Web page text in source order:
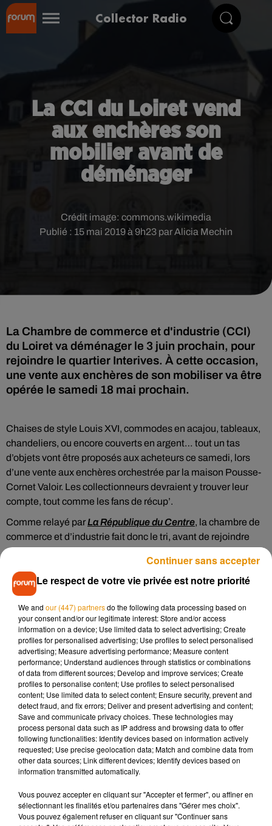
Collector Radio
La CCI du Loiret vend
aux enchères son
mobilier avant de
déménager
Publié : 15 mai 2019 à 9h23 par Alicia Mechin
Crédit image: commons.wikimedia
La Chambre de commerce et d'industrie (CCI)
du Loiret va déménager le 3 juin prochain, pour
rejoindre le quartier Interives. À cette occasion,
une vente aux enchères de son mobiliser va être
opérée le samedi 18 mai prochain.
Chaises de style Louis XVI, commodes en acajou, tableaux,
chandeliers, ou encore couverts en argent… tout un tas
d’objets vont être proposés aux acheteurs ce samedi, lors
d’une vente aux enchères orchestrée par la maison Pousse-
Cornet Valoir. Les collectionneurs devraient y trouver leur
compte, tout comme les fans de récup’.
Comme relayé parLa République du Centre, la chambre de
commerce et d’industrie fait donc le tri, avant de rejoindre
ses nouveaux locaux basés dans le nouveau quartier
d’affaire Interives de fleury-les-Aubrais. Les salariés de la
CCI occuperont l’immeuble CITÉVOLIA, de 5000 m2, qui
comprendra 5 niveaux de bureaux et deux parkings en sous-
sol. Il s’agit de l’un des tout premiers bâtiments d’Interives à
sortir de terre.
La vente aux enchères aura donc lieu ce samedi 18 mai,de
9h à 12h, au 23 Place du Martroi à Orléans. Les objets en
vente sont à découvrirICI
Musique
6 août 2026
Pomme emprunte le décor de l’émission
Le respect de votre vie privée est notre priorité
We and our (447) partnersdo the following data processing based on
your consent and/or our legitimate interest: Store and/or access
information on a device; Use limited data to select advertising; Create
profiles for personalised advertising; Use profiles to select personalised
advertising; Measure advertising performance; Measure content
performance; Understand audiences through statistics or combinations
of data from different sources; Develop and improve services; Create
profiles to personalise content; Use profiles to select personalised
content; Use limited data to select content; Ensure security, prevent and
detect fraud, and fix errors; Deliver and present advertising and content;
Save and communicate privacy choices. These technologies may
process personal data such as IP address and browsing data to offer
following functionalities: Identify devices based on information actively
requested; Use precise geolocation data; Match and combine data from
other data sources; Link different devices; Identify devices based on
information transmitted automatically.
Vous pouvez accepter en cliquant sur "Accepter et fermer", ou affiner en
sélectionnant les finalités et/ou partenaires dans "Gérer mes choix".
Vous pouvez également refuser en cliquant sur "Continuer sans
Continuer sans accepter